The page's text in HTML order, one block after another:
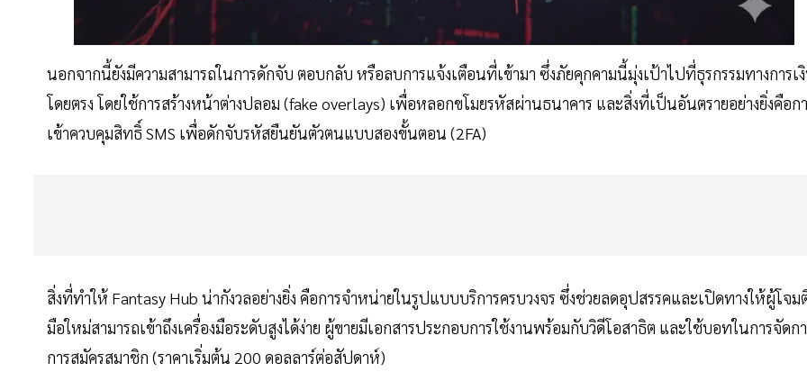
นอกจากนี้ยังมีความสามารถในการดักจับ ตอบกลับ หรือลบการแจ้งเตือนที่เข้ามา ซึ่งภัยคุกคามนี้มุ่งเป้าไปที่ธุรกรรมทางการเ
โดยตรง โดยใช้การสร้างหน้าต่างปลอม (fake overlays) เพื่อหลอกขโมยรหัสผ่านธนาคาร และสิ่งที่เป็นอันตรายอย่างยิ่งคือก
เข้าควบคุมสิทธิ์ SMS เพื่อดักจับรหัสยืนยันตัวตนแบบสองขั้นตอน (2FA)
สิ่งที่ทำให้ Fantasy Hub น่ากังวลอย่างยิ่ง คือการจำหน่ายในรูปแบบบริการครบวงจร ซึ่งช่วยลดอุปสรรคและเปิดทางให้ผู้โจม
มือใหม่สามารถเข้าถึงเครื่องมือระดับสูงได้ง่าย ผู้ขายมีเอกสารประกอบการใช้งานพร้อมกับวิดีโอสาธิต และใช้บอทในการจัดก
การสมัครสมาชิก (ราคาเริ่มต้น 200 ดอลลาร์ต่อสัปดาห์)